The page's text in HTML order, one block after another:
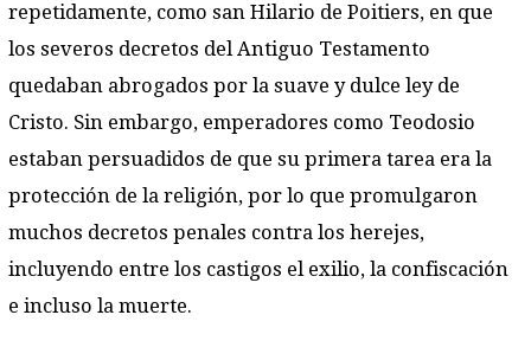
repetidamente, como san Hilario de Poitiers, en que
los severos decretos del Antiguo Testamento
quedaban abrogados por la suave y dulce ley de
Cristo. Sin embargo, emperadores como Teodosio
estaban persuadidos de que su primera tarea era la
protección de la religión, por lo que promulgaron
muchos decretos penales contra los herejes,
incluyendo entre los castigos el exilio, la confiscación
e incluso la muerte.